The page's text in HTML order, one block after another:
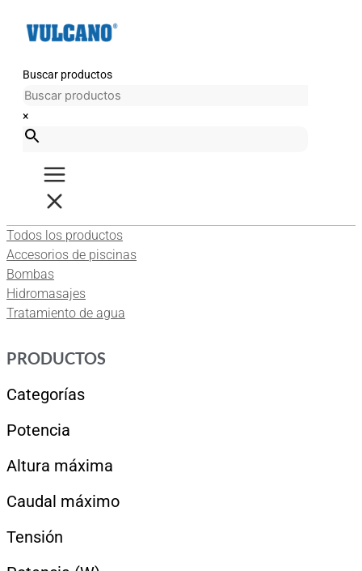
Buscar productos
×
Todos los productos
Accesorios de piscinas
Bombas
Hidromasajes
Tratamiento de agua
PRODUCTOS
Categorías
Potencia
Altura máxima
Caudal máximo
Tensión